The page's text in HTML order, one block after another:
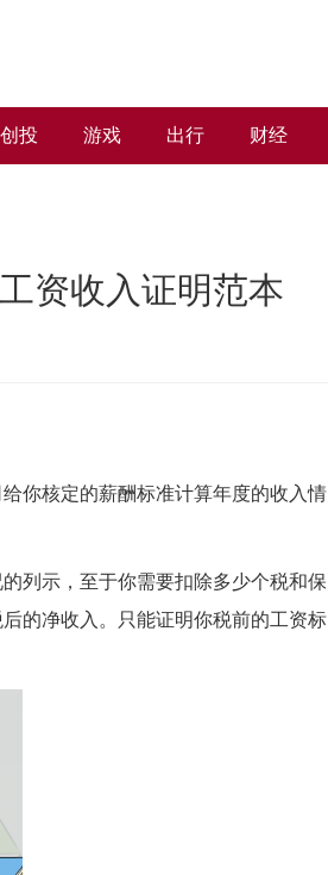
创投 游戏 出行 财经
资收入证明范本
你核定的薪酬标准计算年度的收入情
列示，至于你需要扣除多少个税和保
的净收入。只能证明你税前的工资标